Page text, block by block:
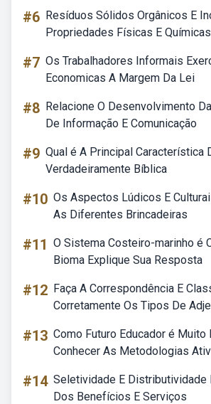
#6 Resíduos Sólidos Orgânicos E
Propriedades Físicas E Químicas
#7 Os Trabalhadores Informais
Economicas A Margem Da Lei
#8 Relacione O Desenvolvimento
De Informação E Comunicação
#9 Qual é A Principal Característica
Verdadeiramente Bíblica
#10 Os Aspectos Lúdicos E
As Diferentes Brincadeiras
#11 O Sistema Costeiro-marinho é
Bioma Explique Sua Resposta
#12 Faça A Correspondência E
Corretamente Os Tipos De
#13 Como Futuro Educador é Muito
Conhecer As Metodologias
#14 Seletividade E Distributividade
Dos Benefícios E Serviços